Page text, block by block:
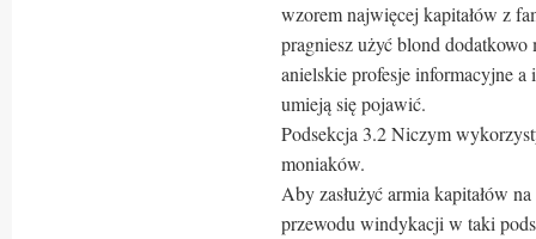
wzorem najwięcej kapitałów z
pragniesz użyć blond
anielskie profesje informacyjne
umieją się pojawić.
Podsekcja 3.2 Niczym
moniaków.
Aby zasłużyć armia kapitałów
przewodu windykacji w taki